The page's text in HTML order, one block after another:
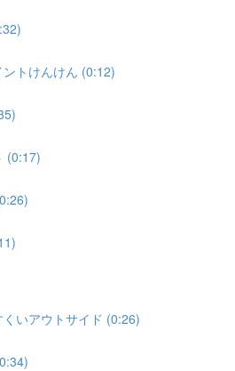
トけんけん (0:12)
(0:17)
いアウトサイド (0:26)